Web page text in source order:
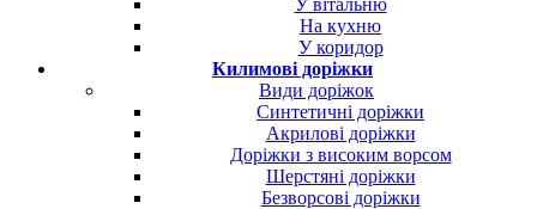
У вітальню
На кухню
У коридор
Килимові доріжки
Види доріжок
Синтетичні доріжки
Акрилові доріжки
Доріжки з високим ворсом
Шерстяні доріжки
Безворсові доріжки